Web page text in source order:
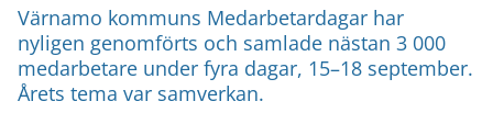
Värnamo kommuns Medarbetardagar har
nyligen genomförts och samlade nästan 3 000
medarbetare under fyra dagar, 15–18 september.
Årets tema var samverkan.